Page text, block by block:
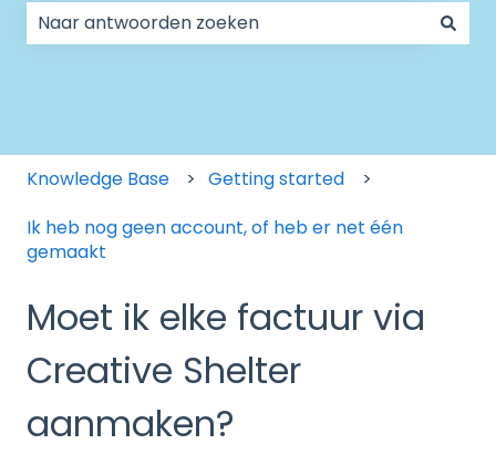
Knowledge Base
Getting started
Ik heb nog geen account, of heb er net één
gemaakt
Moet ik elke factuur via
Creative Shelter
aanmaken?